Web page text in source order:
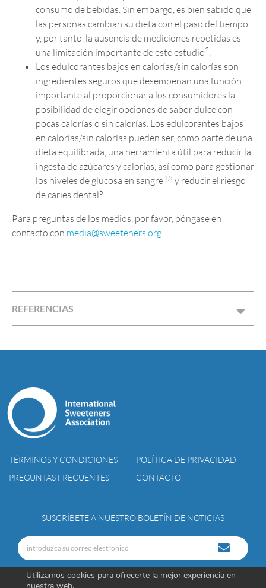
consumo de bebidas. Sin embargo, es bien sabido que
las personas cambian su dieta con el paso del tiempo
y, por tanto, la ausencia de mediciones repetidas es
una limitación importante de este estudio2
Los edulcorantes bajos en calorías/sin calorías son
ingredientes seguros que desempeñan una función
importante al proporcionar a los consumidores la
posibilidad de elegir opciones de sabor dulce con
pocas calorías o sin calorías. Los edulcorantes bajos
en calorías/sin calorías pueden ser, como parte de una
dieta equilibrada, una herramienta útil para reducir la
ingesta de azúcares y calorías, así como para gestionar
los niveles de glucosa en sangre4,5 y reducir el riesgo
de caries dental5
Para preguntas de los medios, por favor, póngase en
contacto con media@sweeteners.org
REFERENCIAS
TÉRMINOS Y CONDICIONES
POLÍTICA DE PRIVACIDAD
PREGUNTAS FRECUENTES
CONTACTO
SUSCRÍBETE A NUESTRO BOLETÍN DE NOTICIAS
Utilizamos cookies para ofrecerte la mejor experiencia en